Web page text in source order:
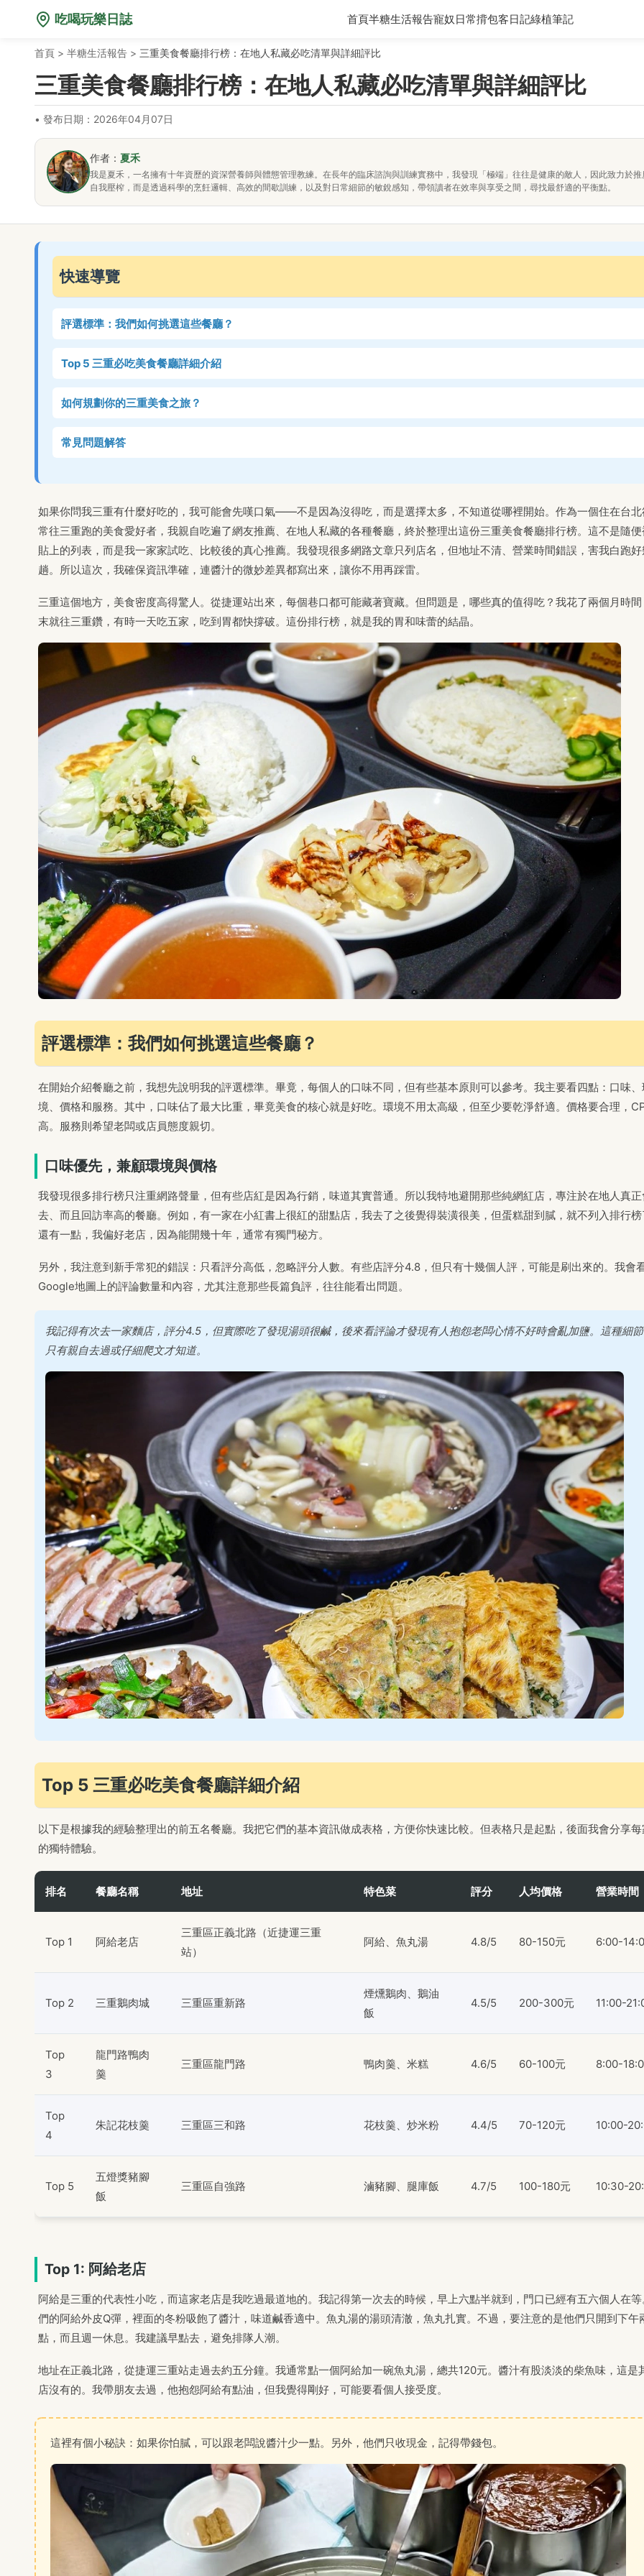
吃喝玩樂日誌 首頁半糖生活報告寵奴日常揹包客日記綠植筆記
首頁 > 半糖生活報告 > 三重美食餐廳排行榜：在地人私藏必吃清單與詳細評比
三重美食餐廳排行榜：在地人私藏必吃清單與詳細評比
• 發布日期：2026年04月07日
作者： 夏禾
我是夏禾，一名擁有十年資歷的資深營養師與體態管理教練。在長年的臨床諮詢與訓練實務中，我發現「極端」往往是健康的敵人，因此致力於
自我壓榨，而是透過科學的烹飪邏輯、高效的間歇訓練，以及對日常細節的敏銳感知，帶領讀者在效率與享受之間，尋找最舒適的平衡點。
快速導覽
評選標準：我們如何挑選這些餐廳？
Top 5 三重必吃美食餐廳詳細介紹
如何規劃你的三重美食之旅？
常見問題解答
如果你問我三重有什麼好吃的，我可能會先嘆口氣——不是因為沒得吃，而是選擇太多，不知道從哪裡開始。作為一個住在台
常往三重跑的美食愛好者，我親自吃遍了網友推薦、在地人私藏的各種餐廳，終於整理出這份三重美食餐廳排行榜。這不是隨
貼上的列表，而是我一家家試吃、比較後的真心推薦。我發現很多網路文章只列店名，但地址不清、營業時間錯誤，害我白跑
趟。所以這次，我確保資訊準確，連醬汁的微妙差異都寫出來，讓你不用再踩雷。
三重這個地方，美食密度高得驚人。從捷運站出來，每個巷口都可能藏著寶藏。但問題是，哪些真的值得吃？我花了兩個月時
末就往三重鑽，有時一天吃五家，吃到胃都快撐破。這份排行榜，就是我的胃和味蕾的結晶。
評選標準：我們如何挑選這些餐廳？
在開始介紹餐廳之前，我想先說明我的評選標準。畢竟，每個人的口味不同，但有些基本原則可以參考。我主要看四點：口味
境、價格和服務。其中，口味佔了最大比重，畢竟美食的核心就是好吃。環境不用太高級，但至少要乾淨舒適。價格要合理，
高。服務則希望老闆或店員態度親切。
口味優先，兼顧環境與價格
我發現很多排行榜只注重網路聲量，但有些店紅是因為行銷，味道其實普通。所以我特地避開那些純網紅店，專注於在地人真
去、而且回訪率高的餐廳。例如，有一家在小紅書上很紅的甜點店，我去了之後覺得裝潢很美，但蛋糕甜到膩，就不列入排行
還有一點，我偏好老店，因為能開幾十年，通常有獨門秘方。
另外，我注意到新手常犯的錯誤：只看評分高低，忽略評分人數。有些店評分4.8，但只有十幾個人評，可能是刷出來的。我會
Google地圖上的評論數量和內容，尤其注意那些長篇負評，往往能看出問題。
我記得有次去一家麵店，評分4.5，但實際吃了發現湯頭很鹹，後來看評論才發現有人抱怨老闆心情不好時會亂加鹽。這種細
只有親自去過或仔細爬文才知道。
Top 5 三重必吃美食餐廳詳細介紹
以下是根據我的經驗整理出的前五名餐廳。我把它們的基本資訊做成表格，方便你快速比較。但表格只是起點，後面我會分享
的獨特體驗。
排名 餐廳名稱 地址 特色菜 評分 人均價格 營業時間
Top 1 阿給老店
三重區正義北路（近捷運三重
站）
阿給、魚丸湯 4.8/5 80-150元 6:00-
Top 2 三重鵝肉城 三重區重新路
煙燻鵝肉、鵝油
飯
4.5/5 200-300元 11:00-
Top
3
龍門路鴨肉
羹
三重區龍門路 鴨肉羹、米糕 4.6/5 60-100元 8:00-
Top
4
朱記花枝羹 三重區三和路 花枝羹、炒米粉 4.4/5 70-120元 10:00-
Top 5
五燈獎豬腳
飯
三重區自強路 滷豬腳、腿庫飯 4.7/5 100-180元 10:30-
Top 1: 阿給老店
阿給是三重的代表性小吃，而這家老店是我吃過最道地的。我記得第一次去的時候，早上六點半就到，門口已經有五六個人在
們的阿給外皮Q彈，裡面的冬粉吸飽了醬汁，味道鹹香適中。魚丸湯的湯頭清澈，魚丸扎實。不過，要注意的是他們只開到下午
點，而且週一休息。我建議早點去，避免排隊人潮。
地址在正義北路，從捷運三重站走過去約五分鐘。我通常點一個阿給加一碗魚丸湯，總共120元。醬汁有股淡淡的柴魚味，這是
店沒有的。我帶朋友去過，他抱怨阿給有點油，但我覺得剛好，可能要看個人接受度。
這裡有個小秘訣：如果你怕膩，可以跟老闆說醬汁少一點。另外，他們只收現金，記得帶錢包。